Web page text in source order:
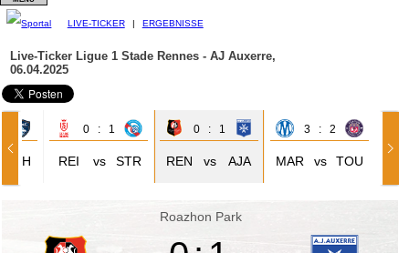
LIVE-TICKER | ERGEBNISSE
Live-Ticker Ligue 1 Stade Rennes - AJ Auxerre,
06.04.2025
ALH
0 : 1
REI vs STR
0 : 1
REN vs AJA
3 : 2
MAR vs TOU
Roazhon Park